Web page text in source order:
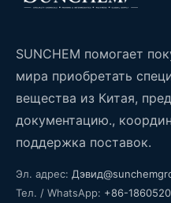
SUNCHEM помогает
мира приобретать
вещества из Китая,
документацию.,
поддержка поставок.
Эл. адрес:
Тел. / WhatsApp: +86-